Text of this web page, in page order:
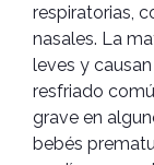
respiratorias,
nasales. La
leves y
resfriado
grave en
bebés